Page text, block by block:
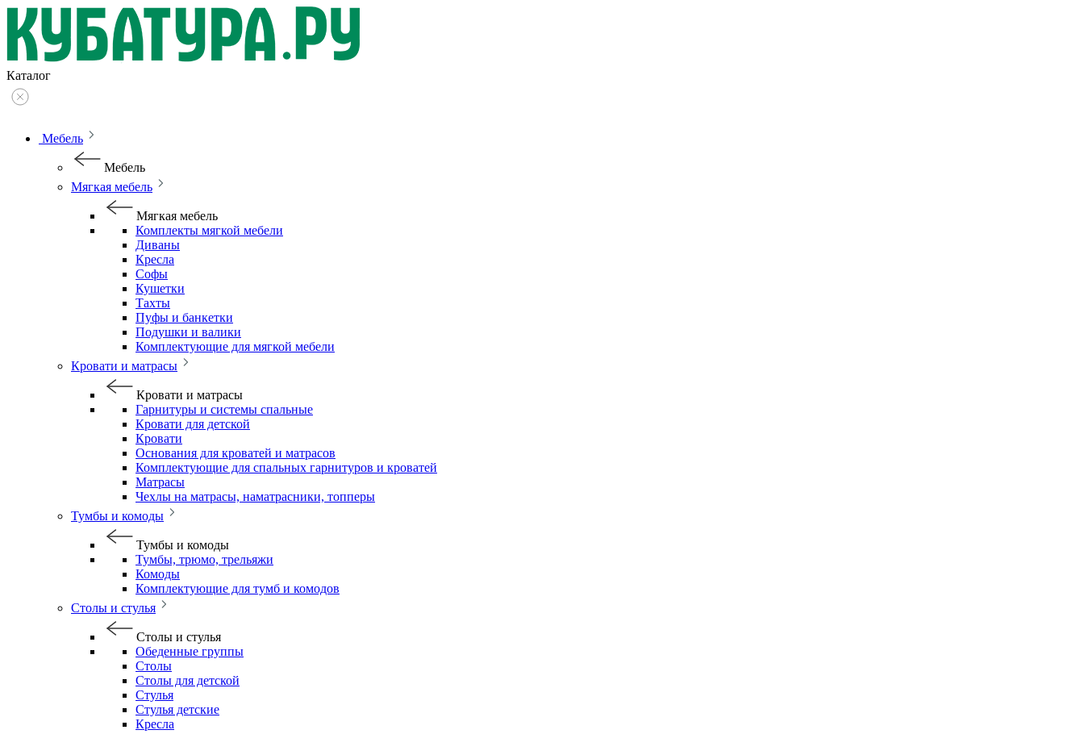
Каталог
Мебель
Мебель
Мягкая мебель
Мягкая мебель
Комплекты мягкой мебели
Диваны
Кресла
Софы
Кушетки
Тахты
Пуфы и банкетки
Подушки и валики
Комплектующие для мягкой мебели
Кровати и матрасы
Кровати и матрасы
Гарнитуры и системы спальные
Кровати для детской
Кровати
Основания для кроватей и матрасов
Комплектующие для спальных гарнитуров и кроватей
Матрасы
Чехлы на матрасы, наматрасники, топперы
Тумбы и комоды
Тумбы и комоды
Тумбы, трюмо, трельяжи
Комоды
Комплектующие для тумб и комодов
Столы и стулья
Столы и стулья
Обеденные группы
Столы
Столы для детской
Стулья
Стулья детские
Кресла